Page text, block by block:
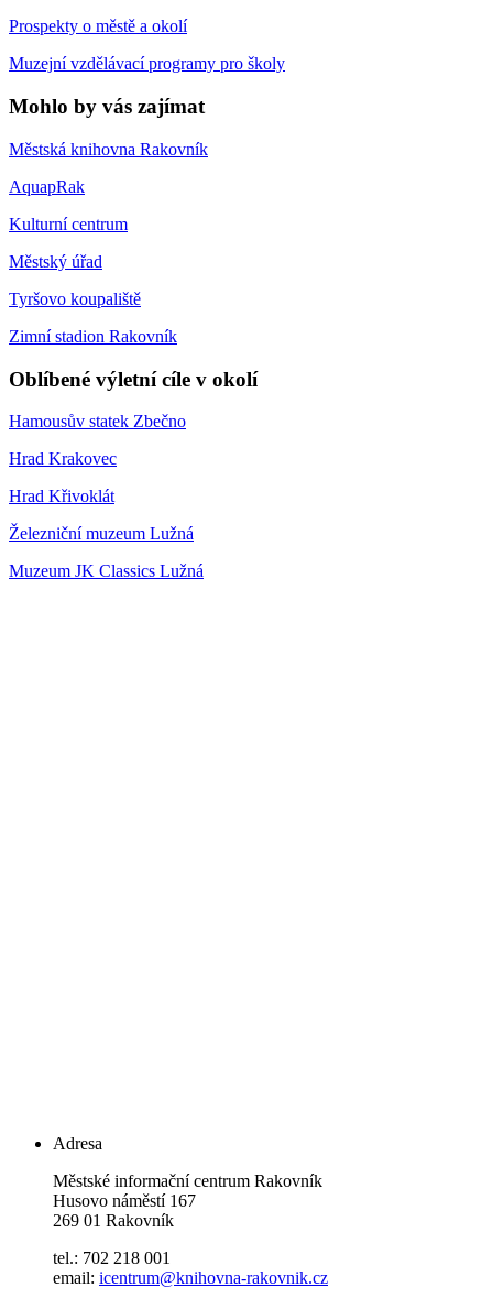
Prospekty o městě a okolí
Muzejní vzdělávací programy pro školy
Mohlo by vás zajímat
Městská knihovna Rakovník
AquapRak
Kulturní centrum
Městský úřad
Tyršovo koupaliště
Zimní stadion Rakovník
Oblíbené výletní cíle v okolí
Hamousův statek Zbečno
Hrad Krakovec
Hrad Křivoklát
Železniční muzeum Lužná
Muzeum JK Classics Lužná
Adresa
Městské informační centrum Rakovník
Husovo náměstí 167
269 01 Rakovník
tel.: 702 218 001
email: icentrum@knihovna-rakovnik.cz